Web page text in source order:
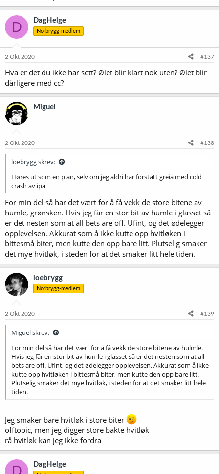
D DagHelge
Norbrygg-medlem
2 Okt 2020 #137
Hva er det du ikke har sett? Ølet blir klart nok uten? Ølet blir
dårligere med cc?
Miguel
2 Okt 2020 #138
loebrygg skrev:
Høres ut som en plan, selv om jeg aldri har forstått greia med cold
crash av ipa
For min del så har det vært for å få vekk de store bitene av
humle, grønsken. Hvis jeg får en stor bit av humle i glasset så
er det nesten som at all bets are off. Ufint, og det ødelegger
opplevelsen. Akkurat som å ikke kutte opp hvitløken i
bittesmå biter, men kutte den opp bare litt. Plutselig smaker
det mye hvitløk, i steden for at det smaker litt hele tiden.
loebrygg
Norbrygg-medlem
2 Okt 2020 #139
Miguel skrev:
For min del så har det vært for å få vekk de store bitene av hulmle.
Hvis jeg får en stor bit av humle i glasset så er det nesten som at all
bets are off. Ufint, og det ødelegger opplevelsen. Akkurat som å ikke
kutte opp hvitløken i bittesmå biter, men kutte den opp bare litt.
Plutselig smaker det mye hvitløk, i steden for at det smaker litt hele
tiden.
Jeg smaker bare hvitløk i store biter
offtopic, men jeg digger store bakte hvitløk
rå hvitløk kan jeg ikke fordra
D DagHelge